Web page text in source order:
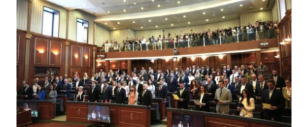
MOJA EVROPA
TRI DECENIJE OD RATA U BIH
SVE KARTE DEJTONA
NASTANAK I RASPAD JUGOSLAVIJE